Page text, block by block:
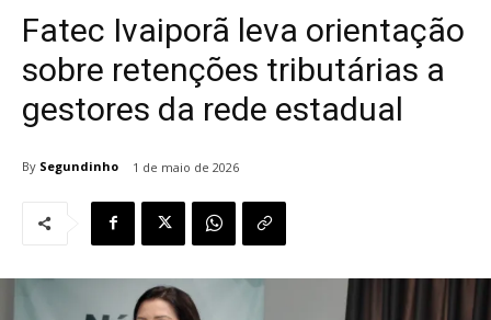
Fatec Ivaiporã leva orientação
sobre retenções tributárias a
gestores da rede estadual
By Segundinho 1 de maio de 2026